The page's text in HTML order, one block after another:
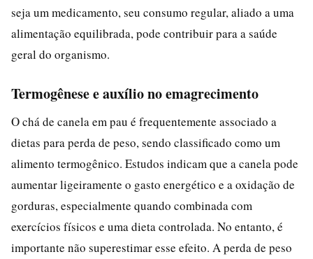
seja um medicamento, seu consumo regular, aliado a uma
alimentação equilibrada, pode contribuir para a saúde
geral do organismo.
Termogênese e auxílio no emagrecimento
O chá de canela em pau é frequentemente associado a
dietas para perda de peso, sendo classificado como um
alimento termogênico. Estudos indicam que a canela pode
aumentar ligeiramente o gasto energético e a oxidação de
gorduras, especialmente quando combinada com
exercícios físicos e uma dieta controlada. No entanto, é
importante não superestimar esse efeito. A perda de peso